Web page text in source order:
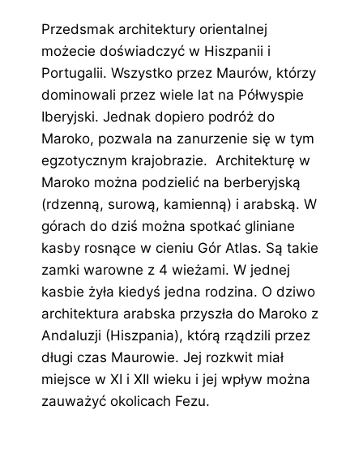
Przedsmak architektury orientalnej
możecie doświadczyć w Hiszpanii i
Portugalii. Wszystko przez Maurów, którzy
dominowali przez wiele lat na Półwyspie
Iberyjski. Jednak dopiero podróż do
Maroko, pozwala na zanurzenie się w tym
egzotycznym krajobrazie. Architekturę w
Maroko można podzielić na berberyjską
(rdzenną, surową, kamienną) i arabską. W
górach do dziś można spotkać gliniane
kasby rosnące w cieniu Gór Atlas. Są takie
zamki warowne z 4 wieżami. W jednej
kasbie żyła kiedyś jedna rodzina. O dziwo
architektura arabska przyszła do Maroko z
Andaluzji (Hiszpania), którą rządzili przez
długi czas Maurowie. Jej rozkwit miał
miejsce w XI i XII wieku i jej wpływ można
zauważyć okolicach Fezu.